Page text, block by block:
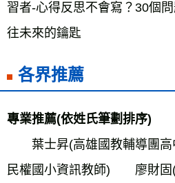
習者-心得反思不會寫？30個
往未來的鑰匙
各界推薦
專業推薦(依姓氏筆劃排序)
葉士昇(高雄國教輔導團高
民權國小資訊教師)　　廖財